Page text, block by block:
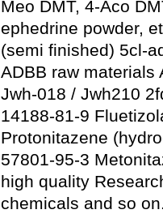
Meo DMT, 4-Aco
ephedrine powder,
(semi finished) 5cl-
ADBB raw materials
Jwh-018 / Jwh210
14188-81-9
Protonitazene
57801-95-3
high quality
chemicals and so